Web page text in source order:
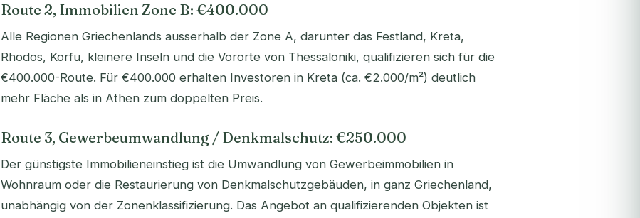
Route 2, Immobilien Zone B: €400.000
Alle Regionen Griechenlands ausserhalb der Zone A, darunter das Festland, Kreta,
Rhodos, Korfu, kleinere Inseln und die Vororte von Thessaloniki, qualifizieren sich für die
€400.000-Route. Für €400.000 erhalten Investoren in Kreta (ca. €2.000/m²) deutlich
mehr Fläche als in Athen zum doppelten Preis.
Route 3, Gewerbeumwandlung / Denkmalschutz: €250.000
Der günstigste Immobilieneinstieg ist die Umwandlung von Gewerbeimmobilien in
Wohnraum oder die Restaurierung von Denkmalschutzgebäuden, in ganz Griechenland,
unabhängig von der Zonenklassifizierung. Das Angebot an qualifizierenden Objekten ist